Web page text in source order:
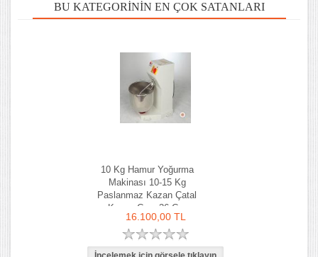
BU KATEGORININ EN ÇOK SATANLARI
10 Kg Hamur Yoğurma
Makinası 10-15 Kg
Paslanmaz Kazan Çatal
Kazan Çapı 36 Cm
16.100,00 TL